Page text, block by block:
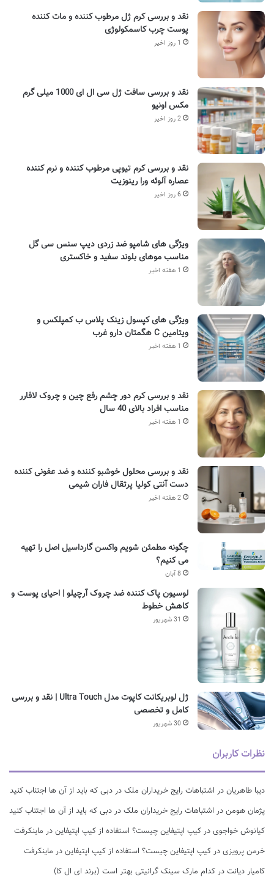
نقد و بررسی کرم ژل مرطوب کننده و مات کننده
پوست چرب کاسمکولوژی
1 روز اخیر
نقد و بررسی سافت ژل سی ال ای 1000 میلی گرم
مکس اونیو
2 روز اخیر
نقد و بررسی کرم تیوپی مرطوب کننده و نرم کننده
عصاره آلوئه ورا رینوزیت
6 روز اخیر
ویژگی های شامپو ضد زردی دیپ سنس سی گل
مناسب موهای بلوند سفید و خاکستری
1 هفته اخیر
ویژگی های کپسول زینک پلاس ب کمپلکس و
ویتامین C هگمتان دارو غرب
1 هفته اخیر
نقد و بررسی کرم دور چشم رفع چین و چروک لافارر
مناسب افراد بالای 40 سال
1 هفته اخیر
نقد و بررسی محلول خوشبو کننده و ضد عفونی کننده
دست آنتی کولیا پرتقال فاران شیمی
2 هفته اخیر
چگونه مطمئن شویم واکسن گارداسیل اصل را تهیه
می کنیم؟
8 آبان
لوسیون پاک کننده ضد چروک آرچیلو | احیای پوست و
کاهش خطوط
31 شهریور
ژل لوبریکانت کاپوت مدل Ultra Touch | نقد و بررسی
کامل و تخصصی
30 شهریور
نظرات کاربران
دیبا طاهریان در اشتباهات رایج خریداران ملک در دبی که باید از آن ها اجتناب کنید
پژمان هومن در اشتباهات رایج خریداران ملک در دبی که باید از آن ها اجتناب کنید
کیانوش خواجوی در کیپ اپتیفاین چیست؟ استفاده از کیپ اپتیفاین در ماینکرفت
خرمن پرویزی در کیپ اپتیفاین چیست؟ استفاده از کیپ اپتیفاین در ماینکرفت
کامیار دیانت در کدام مارک سینک گرانیتی بهتر است (برند ای ال کا)